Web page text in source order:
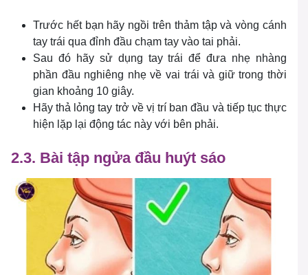
Trước hết bạn hãy ngồi trên thảm tập và vòng cánh
tay trái qua đỉnh đầu chạm tay vào tai phải.
Sau đó hãy sử dụng tay trái để đưa nhẹ nhàng
phần đầu nghiêng nhẹ về vai trái và giữ trong thời
gian khoảng 10 giây.
Hãy thả lỏng tay trở về vị trí ban đầu và tiếp tục thực
hiện lặp lại động tác này với bên phải.
2.3. Bài tập ngửa đầu huýt sáo